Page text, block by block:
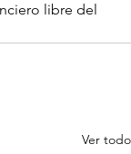
libre del
Ver todo